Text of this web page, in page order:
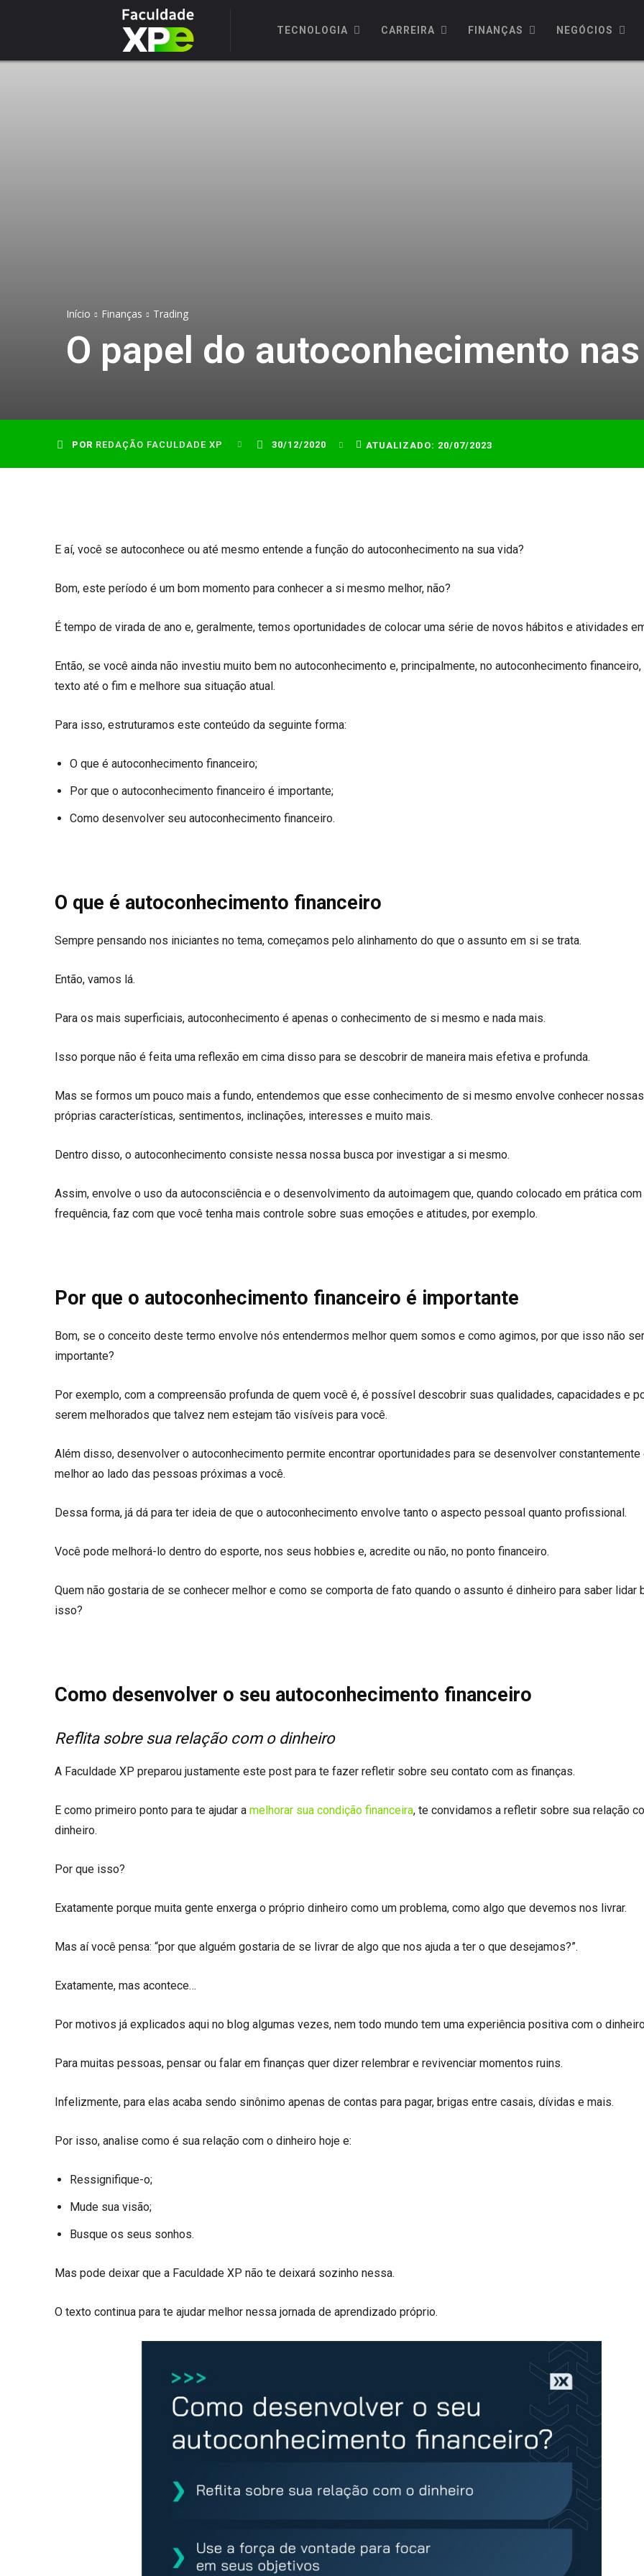
TECNOLOGIA CARREIRA FINANÇAS NEGÓCIOS
Início Finanças Trading
O papel do autoconhecimento
POR REDAÇÃO FACULDADE XP 30/12/2020 ATUALIZADO: 20/07/2023
E aí, você se autoconhece ou até mesmo entende a função do autoconhecimento na sua vida?
Bom, este período é um bom momento para conhecer a si mesmo melhor, não?
É tempo de virada de ano e, geralmente, temos oportunidades de colocar uma série de novos hábitos e atividades
Então, se você ainda não investiu muito bem no autoconhecimento e, principalmente, no autoconhecimento
texto até o fim e melhore sua situação atual.
Para isso, estruturamos este conteúdo da seguinte forma:
O que é autoconhecimento financeiro;
Por que o autoconhecimento financeiro é importante;
Como desenvolver seu autoconhecimento financeiro.
O que é autoconhecimento financeiro
Sempre pensando nos iniciantes no tema, começamos pelo alinhamento do que o assunto em si se trata.
Então, vamos lá.
Para os mais superficiais, autoconhecimento é apenas o conhecimento de si mesmo e nada mais.
Isso porque não é feita uma reflexão em cima disso para se descobrir de maneira mais efetiva e profunda.
Mas se formos um pouco mais a fundo, entendemos que esse conhecimento de si mesmo envolve conhecer nossas
próprias características, sentimentos, inclinações, interesses e muito mais.
Dentro disso, o autoconhecimento consiste nessa nossa busca por investigar a si mesmo.
Assim, envolve o uso da autoconsciência e o desenvolvimento da autoimagem que, quando colocado em prática com
frequência, faz com que você tenha mais controle sobre suas emoções e atitudes, por exemplo.
Por que o autoconhecimento financeiro é importante
Bom, se o conceito deste termo envolve nós entendermos melhor quem somos e como agimos, por que isso não
importante?
Por exemplo, com a compreensão profunda de quem você é, é possível descobrir suas qualidades, capacidades e
serem melhorados que talvez nem estejam tão visíveis para você.
Além disso, desenvolver o autoconhecimento permite encontrar oportunidades para se desenvolver constantemente
melhor ao lado das pessoas próximas a você.
Dessa forma, já dá para ter ideia de que o autoconhecimento envolve tanto o aspecto pessoal quanto profissional.
Você pode melhorá-lo dentro do esporte, nos seus hobbies e, acredite ou não, no ponto financeiro.
Quem não gostaria de se conhecer melhor e como se comporta de fato quando o assunto é dinheiro para saber lidar
isso?
Como desenvolver o seu autoconhecimento financeiro
Reflita sobre sua relação com o dinheiro
A Faculdade XP preparou justamente este post para te fazer refletir sobre seu contato com as finanças.
E como primeiro ponto para te ajudar a melhorar sua condição financeira, te convidamos a refletir sobre sua relação
dinheiro.
Por que isso?
Exatamente porque muita gente enxerga o próprio dinheiro como um problema, como algo que devemos nos livrar.
Mas aí você pensa: “por que alguém gostaria de se livrar de algo que nos ajuda a ter o que desejamos?”.
Exatamente, mas acontece…
Por motivos já explicados aqui no blog algumas vezes, nem todo mundo tem uma experiência positiva com o
Para muitas pessoas, pensar ou falar em finanças quer dizer relembrar e revivenciar momentos ruins.
Infelizmente, para elas acaba sendo sinônimo apenas de contas para pagar, brigas entre casais, dívidas e mais.
Por isso, analise como é sua relação com o dinheiro hoje e:
Ressignifique-o;
Mude sua visão;
Busque os seus sonhos.
Mas pode deixar que a Faculdade XP não te deixará sozinho nessa.
O texto continua para te ajudar melhor nessa jornada de aprendizado próprio.